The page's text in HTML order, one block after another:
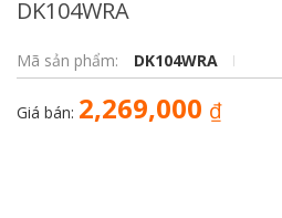
DK104WRA
Mã sản phẩm: DK104WRA
Giá bán: 2,269,000 ₫